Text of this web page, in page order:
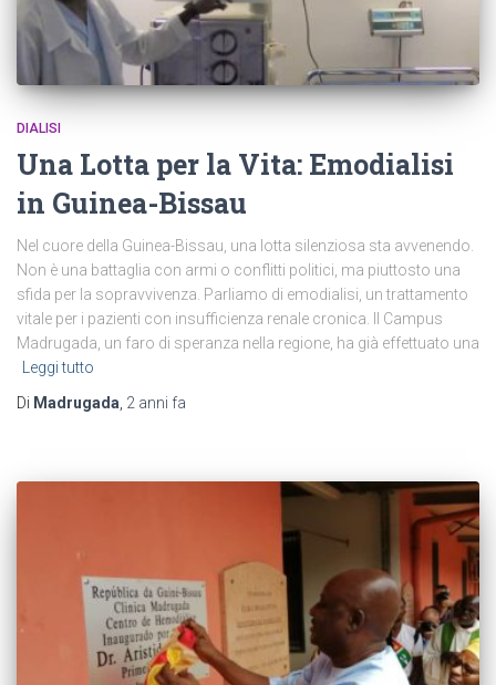
DIALISI
Una Lotta per la Vita: Emodialisi
in Guinea-Bissau
Nel cuore della Guinea-Bissau, una lotta silenziosa sta avvenendo.
Non è una battaglia con armi o conflitti politici, ma piuttosto una
sfida per la sopravvivenza. Parliamo di emodialisi, un trattamento
vitale per i pazienti con insufficienza renale cronica. Il Campus
Madrugada, un faro di speranza nella regione, ha già effettuato una
Leggi tutto
Di Madrugada 2 anni fa